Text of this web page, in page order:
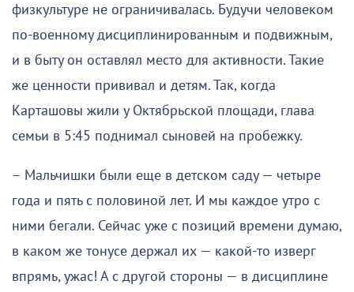
физкультуре не ограничивалась. Будучи человеком
по-военному дисциплинированным и подвижным,
и в быту он оставлял место для активности. Такие
же ценности прививал и детям. Так, когда
Карташовы жили у Октябрьской площади, глава
семьи в 5:45 поднимал сыновей на пробежку.
– Мальчишки были еще в детском саду — четыре
года и пять с половиной лет. И мы каждое утро с
ними бегали. Сейчас уже с позиций времени думаю,
в каком же тонусе держал их — какой-то изверг
впрямь, ужас! А с другой стороны — в дисциплине